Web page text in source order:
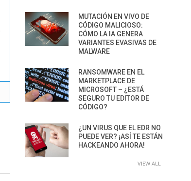
MUTACIÓN EN VIVO DE
CÓDIGO MALICIOSO:
CÓMO LA IA GENERA
VARIANTES EVASIVAS DE
MALWARE
RANSOMWARE EN EL
MARKETPLACE DE
MICROSOFT – ¿ESTÁ
SEGURO TU EDITOR DE
CÓDIGO?
¿UN VIRUS QUE EL EDR NO
PUEDE VER? ¡ASÍ TE ESTÁN
HACKEANDO AHORA!
VIEW ALL